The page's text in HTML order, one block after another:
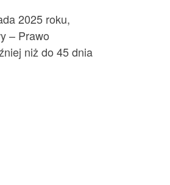
2025 roku,
– Prawo
niż do 45 dnia